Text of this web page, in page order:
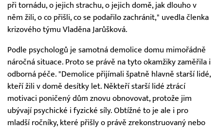
při tornádu, o jejich strachu, o jejich domě, jak dlouho v
něm žili, o co přišli, co se podařilo zachránit," uvedla členka
krizového týmu Vladěna Jarůšková.
Podle psychologů je samotná demolice domu mimořádně
náročná situace. Proto se právě na tyto okamžiky zaměřila i
odborná péče. "Demolice přijímali špatně hlavně starší lidé,
kteří žili v domě desítky let. Někteří starší lidé ztrácí
motivaci poničený dům znovu obnovovat, protože jim
ubývají psychické i fyzické síly. Obtížné to je ale i pro
mladší ročníky, které přišly o právě zrekonstruovaný nebo